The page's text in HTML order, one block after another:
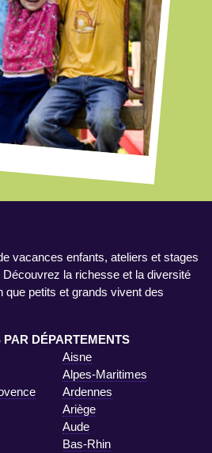
vacances enfants, ateliers et stages
la richesse et la diversité
que petits et grands vivent des
DÉPARTEMENTS
Aisne
Alpes-Maritimes
Ardennes
Ariège
Aude
Bas-Rhin